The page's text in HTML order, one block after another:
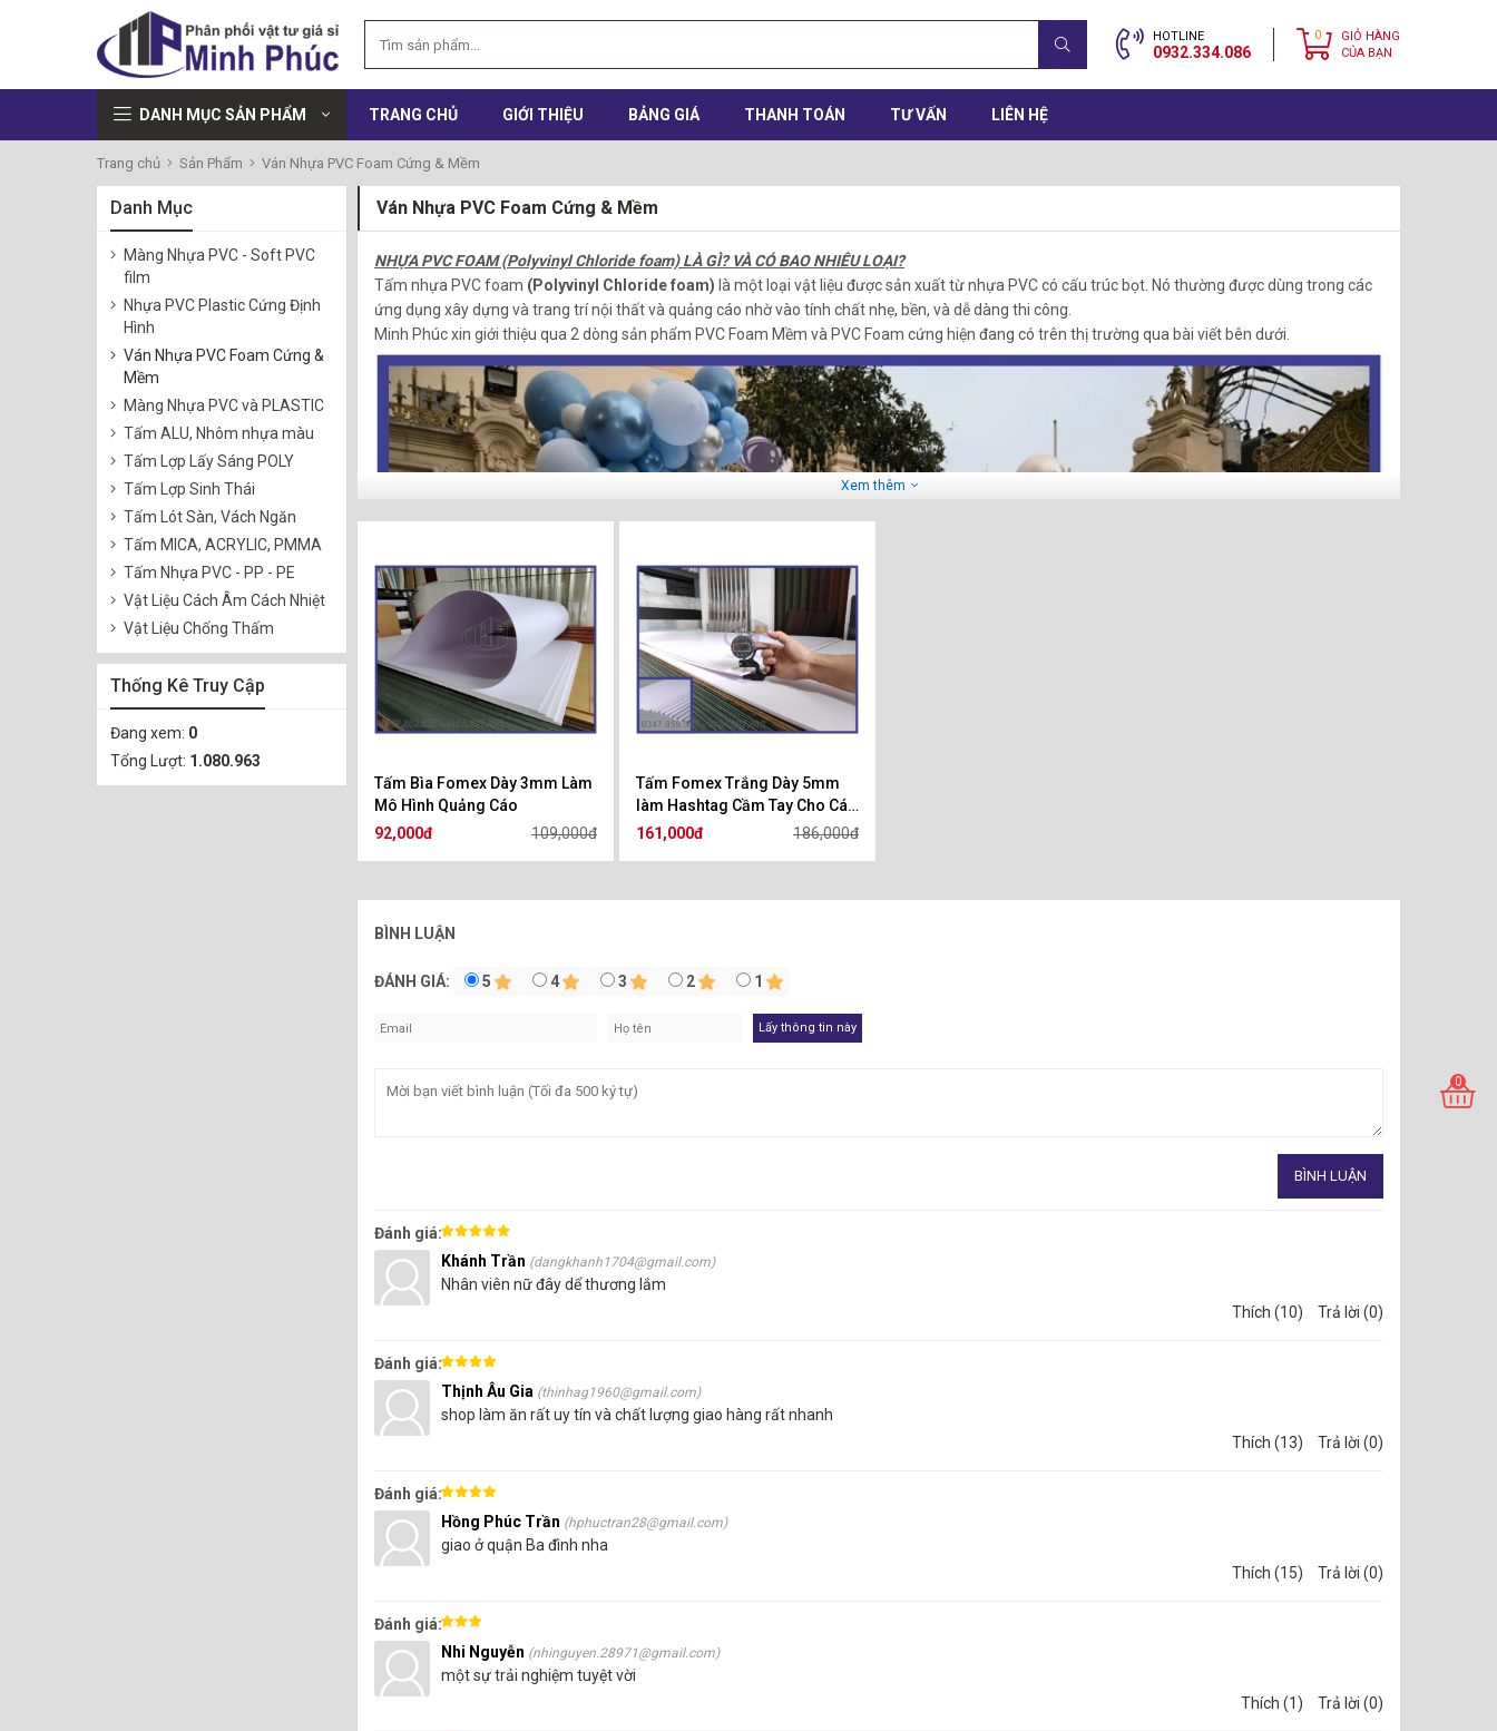
HOTLINE
0932.334.086
0
GIỎ HÀNG
CỦA BẠN
TRANG CHỦ GIỚI THIỆU BẢNG GIÁ THANH TOÁN TƯ VẤN LIÊN HỆ
DANH MỤC SẢN PHẨM
Trang chủ Sản Phẩm Ván Nhựa PVC Foam Cứng & Mềm
Danh Mục
Màng Nhựa PVC - Soft PVC
film
Nhựa PVC Plastic Cứng Định
Hình
Ván Nhựa PVC Foam Cứng &
Mềm
Màng Nhựa PVC và PLASTIC
Tấm ALU, Nhôm nhựa màu
Tấm Lợp Lấy Sáng POLY
Tấm Lợp Sinh Thái
Tấm Lót Sàn, Vách Ngăn
Tấm MICA, ACRYLIC, PMMA
Tấm Nhựa PVC - PP - PE
Vật Liệu Cách Âm Cách Nhiệt
Vật Liệu Chống Thấm
Thống Kê Truy Cập
Đang xem: 0
Tổng Lượt: 1.080.963
Ván Nhựa PVC Foam Cứng & Mềm
NHỰA PVC FOAM (Polyvinyl Chloride foam) LÀ GÌ? VÀ CÓ BAO NHIÊU LOẠI?
Tấm nhựa PVC foam (Polyvinyl Chloride foam) là một loại vật liệu được sản xuất từ nhựa PVC có cấu trúc bọt. Nó thường được dùng trong các
ứng dụng xây dựng và trang trí nội thất và quảng cáo nhờ vào tính chất nhẹ, bền, và dễ dàng thi công.
Minh Phúc xin giới thiệu qua 2 dòng sản phẩm PVC Foam Mềm và PVC Foam cứng hiện đang có trên thị trường qua bài viết bên dưới.
Tấm Fomex, Fomat, bìa giấy foam trắng,
được sử lý nhiệt giúp bề mặt mịn và bóng. Loại này thường được ứng dụng phổ biến trong xây dựng đặc biệt là trang trí nội ngoại thức ( làm tủ, kệ,
Xem thêm
Tấm Bìa Fomex Dày 3mm Làm
Mô Hình Quảng Cáo
92,000đ
109,000đ
Tấm Fomex Trắng Dày 5mm
làm Hashtag Cầm Tay Cho Các
Bữa Tiệc Sinh Nhật và Đám
161,000đ 186,000đ
BÌNH LUẬN
ĐÁNH GIÁ: 5 4 3 2 1
Đánh giá:
Khánh Trần (dangkhanh1704@gmail.com)
Nhân viên nữ đây dể thương lắm
Thích (10)
Trả lời (0)
Đánh giá:
Thịnh Âu Gia (thinhag1960@gmail.com)
shop làm ăn rất uy tín và chất lượng giao hàng rất nhanh
Thích (13)
Trả lời (0)
Đánh giá:
Hồng Phúc Trần (hphuctran28@gmail.com)
giao ở quận Ba đình nha
Thích (15)
Trả lời (0)
Đánh giá:
Nhi Nguyễn (nhinguyen.28971@gmail.com)
một sự trải nghiệm tuyệt vời
Thích (1)
Trả lời (0)
0